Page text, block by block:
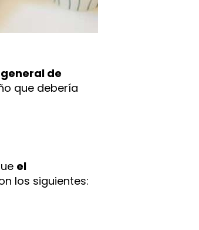
de
que debería
el
los siguientes: